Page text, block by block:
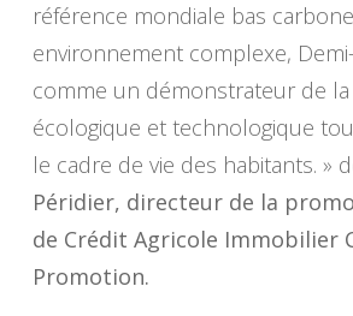
référence mondiale bas
environnement complexe,
comme un démonstrateur de
écologique et technologique
le cadre de vie des habitants. »
Péridier, directeur de la
de Crédit Agricole Immobilier
Promotion.